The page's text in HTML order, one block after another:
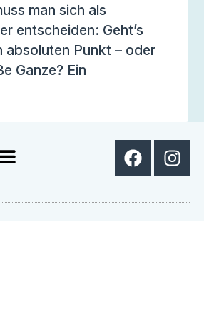
man sich als
entscheiden: Geht’s
absoluten Punkt – oder
Ganze? Ein